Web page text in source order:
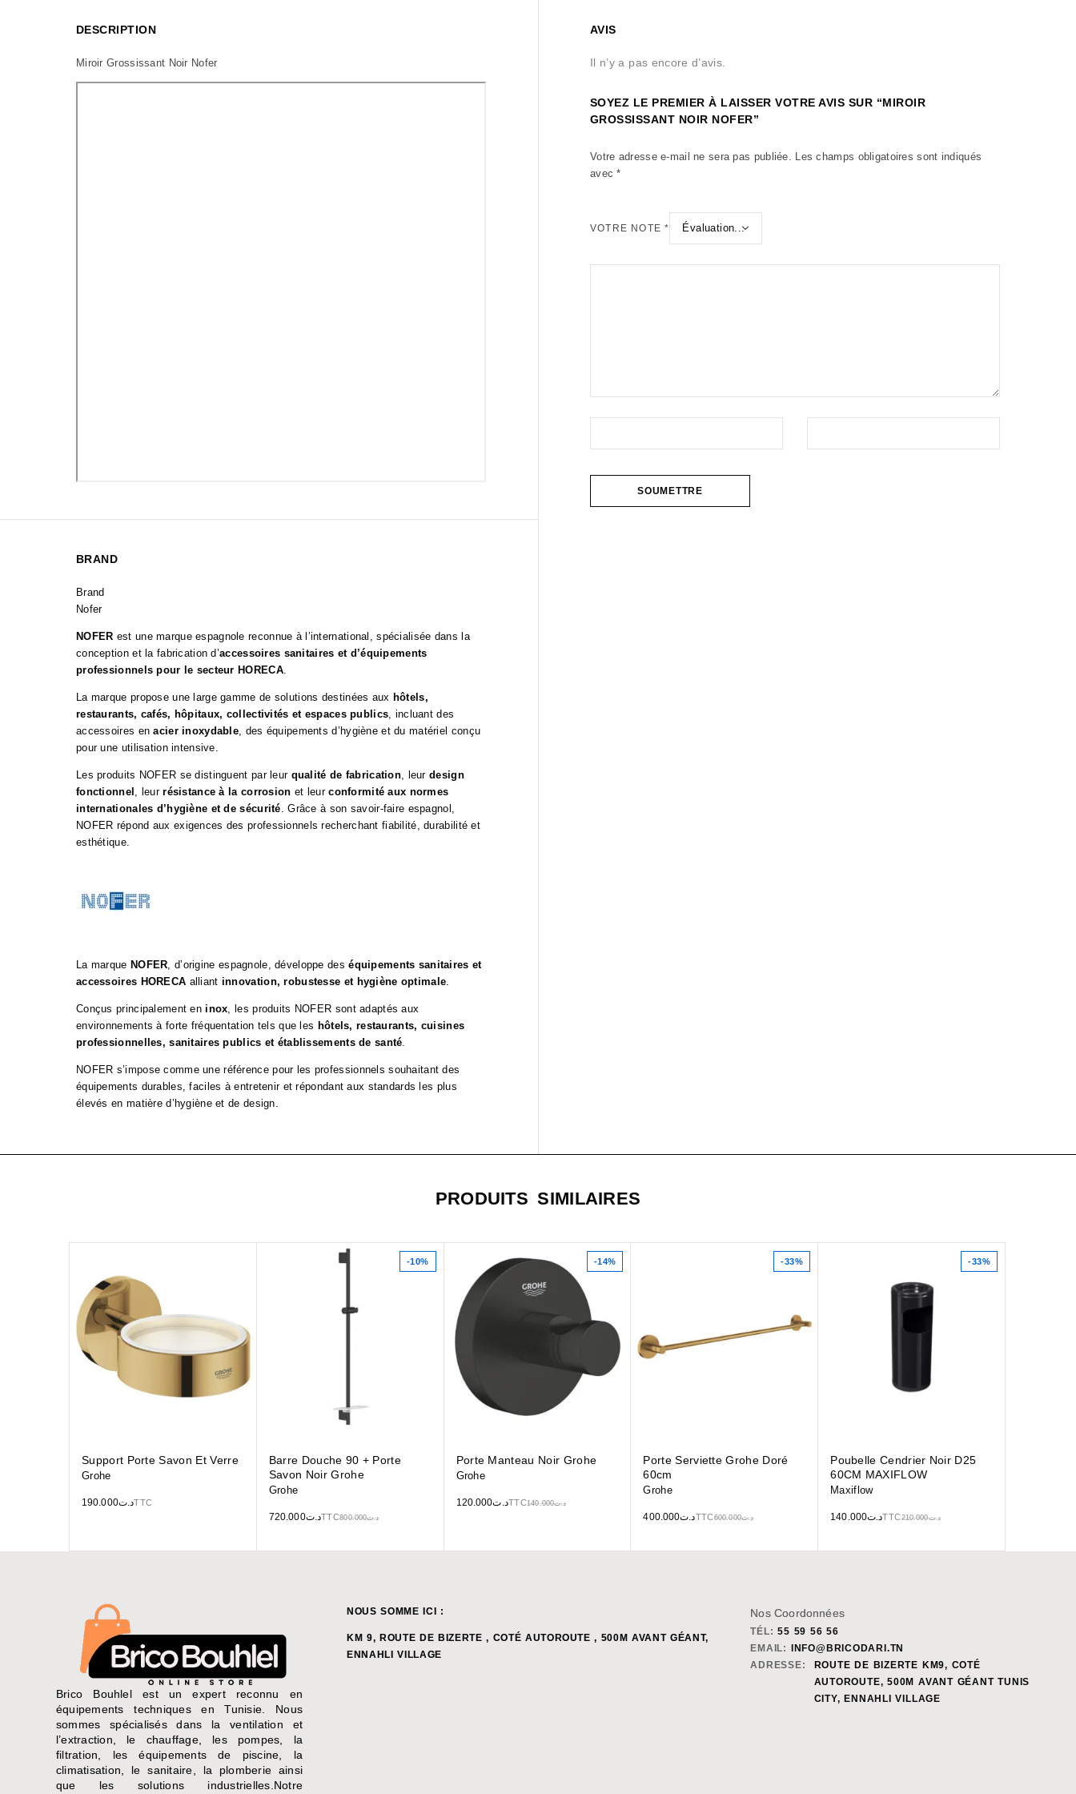
DESCRIPTION
Miroir Grossissant Noir Nofer
BRAND
Brand
Nofer
NOFER est une marque espagnole reconnue à l’international, spécialisée dans la
conception et la fabrication d’accessoires sanitaires et d’équipements
professionnels pour le secteur HORECA.
La marque propose une large gamme de solutions destinées aux hôtels,
restaurants, cafés, hôpitaux, collectivités et espaces publics, incluant des
accessoires enacier inoxydable, des équipements d’hygiène et du matériel conçu
pour une utilisation intensive.
Les produits NOFER se distinguent par leur qualité de fabrication, leurdesign
fonctionnel , leurrésistance à la corrosion et leurconformité aux normes
internationales d’hygiène et de sécurité. Grâce à son savoir-faire espagnol,
NOFER répond aux exigences des professionnels recherchant fiabilité, durabilité et
esthétique.
La marque NOFER, d’origine espagnole, développe deséquipements sanitaires et
accessoires HORECA alliant innovation, robustesse et hygiène optimale.
Conçus principalement eninox, les produits NOFER sont adaptés aux
environnements à forte fréquentation tels que les hôtels, restaurants, cuisines
professionnelles, sanitaires publics et établissements de santé.
NOFER s’impose comme une référence pour les professionnels souhaitant des
équipements durables, faciles à entretenir et répondant aux standards les plus
élevés en matière d’hygiène et de design.
AVIS
Il n’y a pas encore d’avis.
SOYEZ LE PREMIER À LAISSER VOTRE AVIS SUR “MIROIR
GROSSISSANT NOIR NOFER”
Votre adresse e-mail ne sera pas publiée. Les champs obligatoires sont indiqués
avec*
VOTRE NOTE*
PRODUITS SIMILAIRES
Support Porte Savon Et Verre
Grohe
د.ت190.000 TTC
-10%
Barre Douche 90 + Porte
Savon Noir Grohe
Grohe
د.ت800.000 د.ت720.000 TTC
-14%
Porte Manteau Noir Grohe
Grohe
د.ت140.000 د.ت120.000 TTC
-33%
Porte Serviette Grohe Doré
60cm
Grohe
د.ت600.000 د.ت400.000 TTC
-33%
Poubelle Cendrier Noir D25
60CM MAXIFLOW
Maxiflow
د.ت210.000 د.ت140.000 TTC
Brico Bouhlel est un expert reconnu en
équipements techniques en Tunisie. Nous
sommes spécialisés dans la ventilation et
l’extraction, le chauffage, les pompes, la
filtration, les équipements de piscine, la
climatisation, le sanitaire, la plomberie ainsi
que les solutions industrielles.Notre
NOUS SOMME ICI :
KM 9, ROUTE DE BIZERTE , COTÉ AUTOROUTE , 500M AVANT GÉANT,
ENNAHLI VILLAGE
Nos Coordonnées
TÉL: 55 59 56 56
EMAIL:
INFO@BRICODARI.TN
ADRESSE:
ROUTE DE BIZERTE KM9, COTÉ
AUTOROUTE, 500M AVANT GÉANT TUNIS
CITY, ENNAHLI VILLAGE